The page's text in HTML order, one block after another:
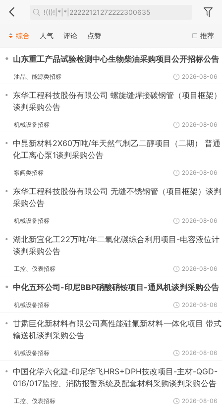
推荐
综合 人气 评论 点赞
・ 山东重工产品试验检测中心生物柴油采购项目公开招标公告
油品、能源类招标 2026-08-06
・ 东华工程科技股份有限公司 螺旋缝焊接碳钢管（项目框架）
谈判采购公告
机械设备招标 2026-08-06
・ 中昆新材料2X60万吨/年天然气制乙二醇项目（二期） 普通
化工离心泵1谈判采购公告
泵阀类招标 2026-08-06
・ 东华工程科技股份有限公司 无缝不锈钢管（项目框架）谈判
采购公告
机械设备招标 2026-08-06
・ 湖北新宜化工22万吨/年二氧化碳综合利用项目-电容液位计
谈判采购公告
工控、仪表招标 2026-08-06
・ 中化五环公司-印尼BBP硝酸硝铵项目-通风机谈判采购公告
机械设备招标 2026-08-06
・ 甘肃巨化新材料有限公司高性能硅氟新材料一体化项目 带式
输送机谈判采购公告
机械设备招标 2026-08-06
・ 中国化学六化建-印尼华飞HRS+DPH技改项目-主材-QGD-
016/017监控、消防报警系统及配套材料采购谈判采购公告
工控、仪表招标 2026-08-06